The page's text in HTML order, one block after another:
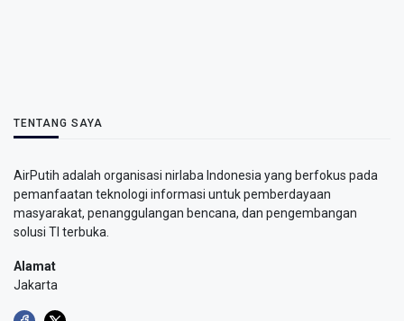
TENTANG SAYA
AirPutih adalah organisasi nirlaba Indonesia yang berfokus pada
pemanfaatan teknologi informasi untuk pemberdayaan
masyarakat, penanggulangan bencana, dan pengembangan
solusi TI terbuka.
Alamat
Jakarta